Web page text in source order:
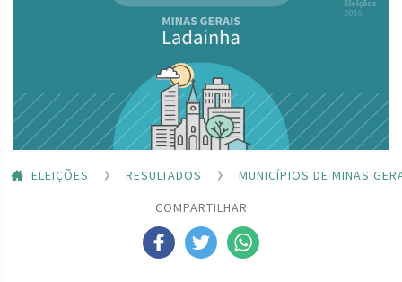
ELEIÇÕES RESULTADOS
MUNICÍPIOS DE MINAS
COMPARTILHAR